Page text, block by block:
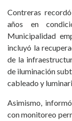
Contreras
años en
Municipalidad
incluyó la
de la
de iluminación
cableado y
Asimismo,
con monitoreo